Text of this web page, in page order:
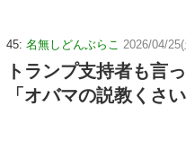
45: 名無しどんぶらこ 2026/04/
トランプ支持者も言
「オバマの説教くさ